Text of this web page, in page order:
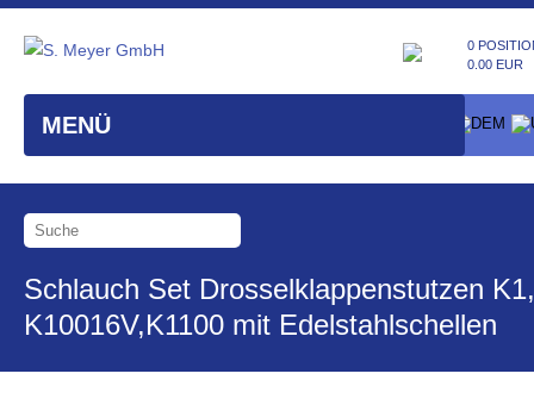
MENÜ
0
0.00 EUR
Schlauch Set Drosselklappenstutzen K1,
K10016V,K1100 mit Edelstahlschellen